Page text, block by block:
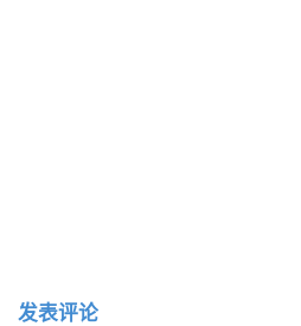
发表评论